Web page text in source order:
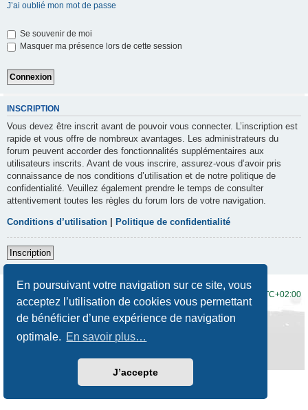
En poursuivant votre navigation sur ce site, vous
acceptez l’utilisation de cookies vous permettant
de bénéficier d’une expérience de navigation
optimale. En savoir plus…
J’accepte
J’ai oublié mon mot de passe
Se souvenir de moi
Masquer ma présence lors de cette session
INSCRIPTION
Vous devez être inscrit avant de pouvoir vous connecter. L’inscription est
rapide et vous offre de nombreux avantages. Les administrateurs du
forum peuvent accorder des fonctionnalités supplémentaires aux
utilisateurs inscrits. Avant de vous inscrire, assurez-vous d’avoir pris
connaissance de nos conditions d’utilisation et de notre politique de
confidentialité. Veuillez également prendre le temps de consulter
attentivement toutes les règles du forum lors de votre navigation.
Conditions d’utilisation Politique de confidentialité
Inscription
UTC+02:00
Développé par phpBB® Forum Software © phpBB Limited
Traduction française officielle
Prosilver New Edition
Confidentialité|Conditions